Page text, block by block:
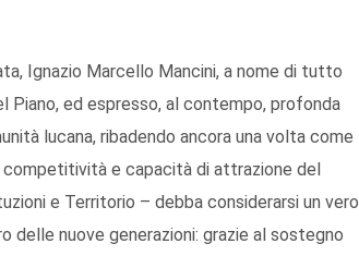
Ignazio Marcello Mancini, a nome di tutto
Piano, ed espresso, al contempo, profonda
lucana, ribadendo ancora una volta come
e capacità di attrazione del
e Territorio – debba considerarsi un vero
nuove generazioni: grazie al sostegno